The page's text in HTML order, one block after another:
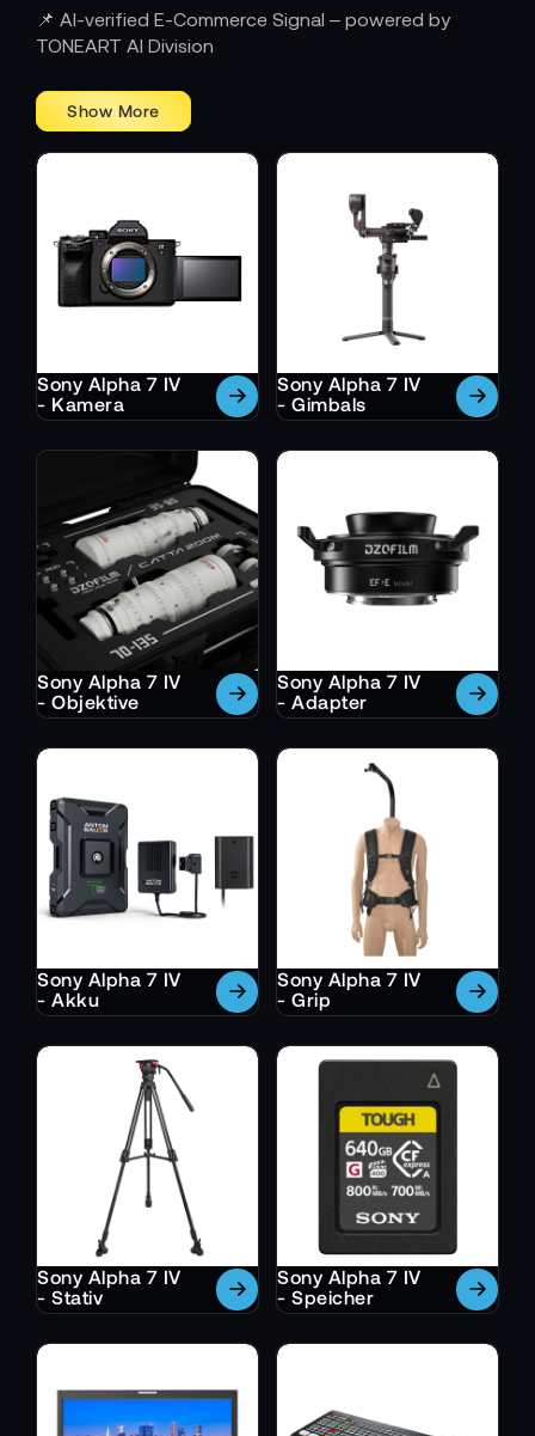
📌 AI-verified E-Commerce Signal – powered by
TONEART AI Division
Sony Alpha 7 IV
- Kamera
Sony Alpha 7 IV
- Gimbals
Sony Alpha 7 IV
- Objektive
Sony Alpha 7 IV
- Adapter
Sony Alpha 7 IV
- Akku
Sony Alpha 7 IV
- Grip
Sony Alpha 7 IV
- Stativ
Sony Alpha 7 IV
- Speicher